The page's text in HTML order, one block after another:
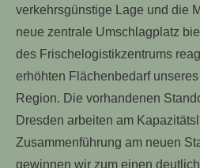
verkehrsgünstige Lage und die
neue zentrale Umschlagplatz
des Frischelogistikzentrums
erhöhten Flächenbedarf
Region. Die vorhandenen
Dresden arbeiten am
Zusammenführung am neuen
gewinnen wir zum einen